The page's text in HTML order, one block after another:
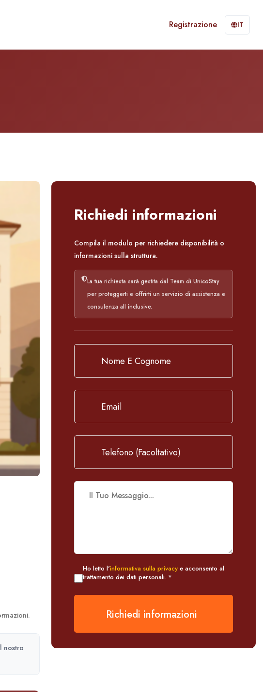
Registrazione IT
nostro
Richiedi informazioni
Compila il modulo per richiedere disponibilità o
informazioni sulla struttura.
La tua richiesta sarà gestita dal Team di UnicoStay
per proteggerti e offrirti un servizio di assistenza e
consulenza all inclusive.
Ho letto l'informativa sulla privacy e acconsento al
trattamento dei dati personali. *
Richiedi informazioni